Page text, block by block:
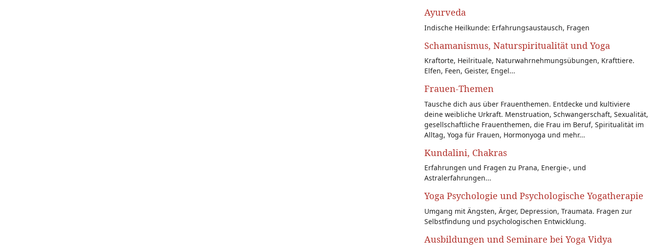
Ayurveda
Indische Heilkunde: Erfahrungsaustausch, Fragen
Schamanismus, Naturspiritualität und Yoga
Kraftorte, Heilrituale, Naturwahrnehmungsübungen, Krafttiere.
Elfen, Feen, Geister, Engel...
Frauen-Themen
Tausche dich aus über Frauenthemen. Entdecke und kultiviere
deine weibliche Urkraft. Menstruation, Schwangerschaft, Sexualität,
gesellschaftliche Frauenthemen, die Frau im Beruf, Spiritualität im
Alltag, Yoga für Frauen, Hormonyoga und mehr...
Kundalini, Chakras
Erfahrungen und Fragen zu Prana, Energie-, und
Astralerfahrungen...
Yoga Psychologie und Psychologische Yogatherapie
Umgang mit Ängsten, Ärger, Depression, Traumata. Fragen zur
Selbstfindung und psychologischen Entwicklung.
Ausbildungen und Seminare bei Yoga Vidya